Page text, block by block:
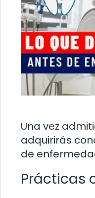
Una vez
adquirirás
de
Prácticas